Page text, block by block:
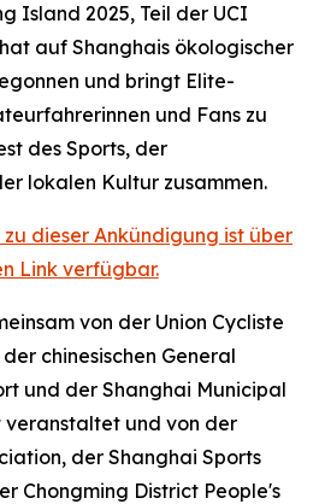
Island 2025, Teil der UCI
auf Shanghais ökologischer
und bringt Elite-
und Fans zu
des Sports, der
lokalen Kultur zusammen.
dieser Ankündigung ist über
Link verfügbar.
von der Union Cycliste
chinesischen General
und der Shanghai Municipal
veranstaltet und von der
der Shanghai Sports
Chongming District People's